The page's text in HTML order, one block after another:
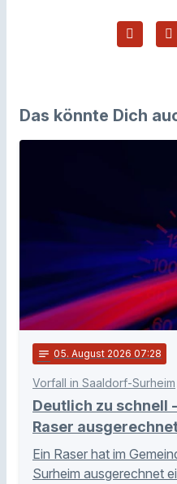
Das könnte Dich
notes 05. August 2026 07:28
Vorfall in Saaldorf-Surheim
Deutlich zu schnell
Raser
Ein Raser hat im
Surheim ausgerechnet